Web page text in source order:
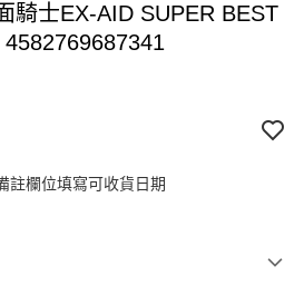
騎士EX-AID SUPER BEST
註欄位填寫可收貨日期